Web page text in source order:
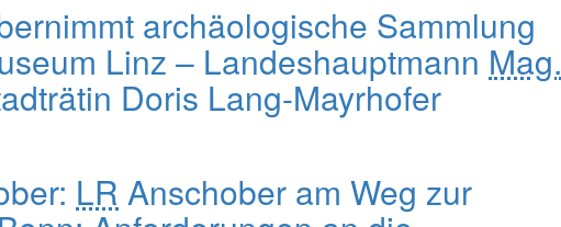
archäologische Sammlung
Linz – Landeshauptmann Mag.
Doris Lang-Mayrhofer
LR Anschober am Weg zur